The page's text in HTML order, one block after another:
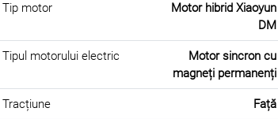
Tip motor
Motor hibrid Xiaoyun
DM
Tipul motorului electric
Motor sincron cu
magneți permanenți
Tracțiune Față